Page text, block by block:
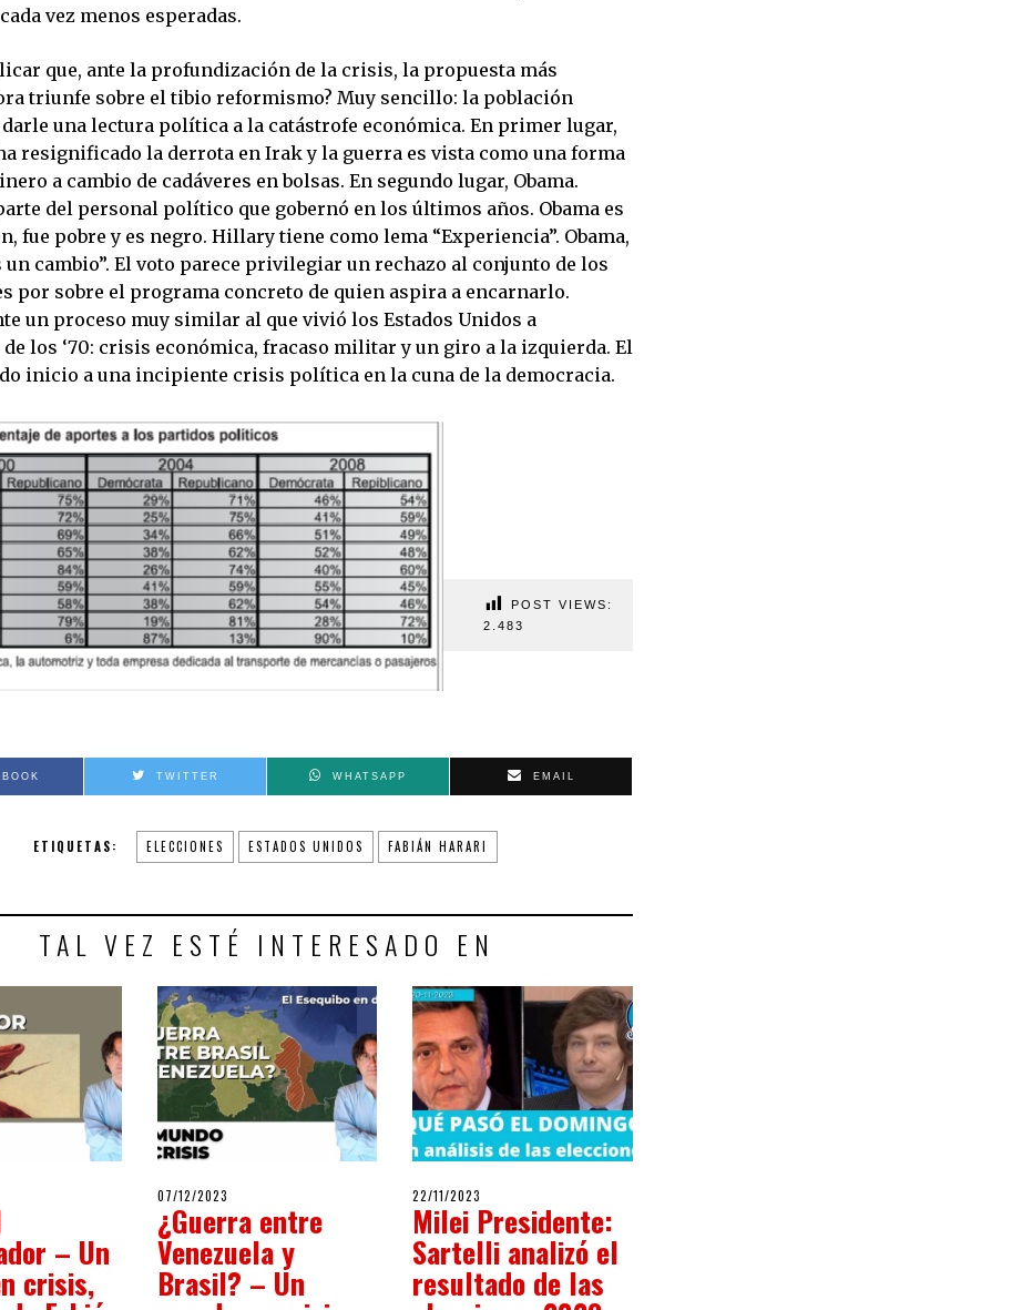
vez menos esperadas.
que, ante la profundización de la crisis, la propuesta más
triunfe sobre el tibio reformismo? Muy sencillo: la población
darle una lectura política a la catástrofe económica. En primer lugar,
resignificado la derrota en Irak y la guerra es vista como una forma
a cambio de cadáveres en bolsas. En segundo lugar, Obama.
del personal político que gobernó en los últimos años. Obama es
fue pobre y es negro. Hillary tiene como lema “Experiencia”. Obama,
un cambio”. El voto parece privilegiar un rechazo al conjunto de los
por sobre el programa concreto de quien aspira a encarnarlo.
un proceso muy similar al que vivió los Estados Unidos a
los ‘70: crisis económica, fracaso militar y un giro a la izquierda. El
inicio a una incipiente crisis política en la cuna de la democracia.
POST VIEWS:
2.483
TWITTER WHATSAPP EMAIL
ETIQUETAS: ELECCIONES ESTADOS UNIDOS FABIÁN HARARI
TAL VEZ ESTÉ INTERESADO EN
– Un
crisis,
POSTED
ON
07/12/2023
¿Guerra entre
Venezuela y
Brasil? – Un
POSTED
ON
22/11/2023
Milei Presidente:
Sartelli analizó el
resultado de las